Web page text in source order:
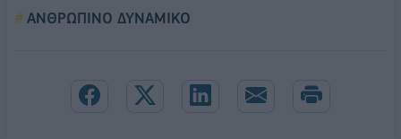
ΑΝΘΡΩΠΙΝΟ ΔΥΝΑΜΙΚΟ